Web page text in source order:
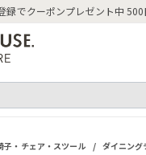
録でクーポンプレゼント中 500
子・チェア・スツール / ダイニング